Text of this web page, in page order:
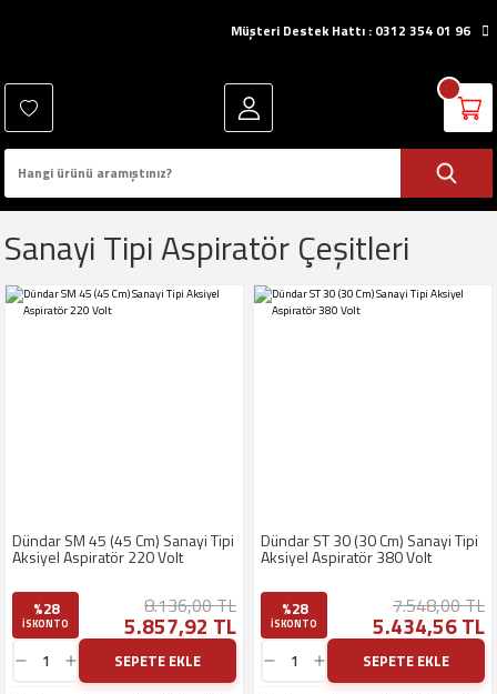
Müşteri Destek Hattı : 0312 354 01 96
Sanayi Tipi Aspiratör Çeşitleri
Dündar SM 45 (45 Cm) Sanayi Tipi
Aksiyel Aspiratör 220 Volt
%28
ISKONTO
8.136,00 TL
5.857,92 TL
SEPETE EKLE
Dündar ST 30 (30 Cm) Sanayi Tipi
Aksiyel Aspiratör 380 Volt
%28
ISKONTO
7.548,00 TL
5.434,56 TL
SEPETE EKLE